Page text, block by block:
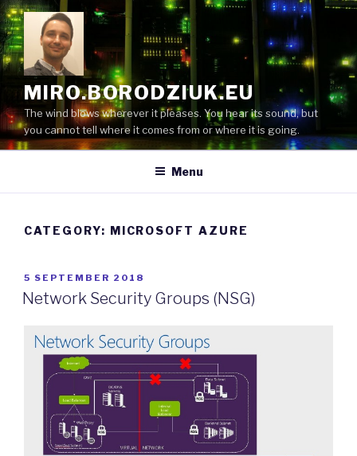
Skip
to
content
MIRO.BORODZIUK.EU
The wind blows wherever it pleases. You hear its sound, but
you cannot tell where it comes from or where it is going.
Menu
CATEGORY: MICROSOFT AZURE
POSTED
ON
5 SEPTEMBER 2018
Network Security Groups (NSG)